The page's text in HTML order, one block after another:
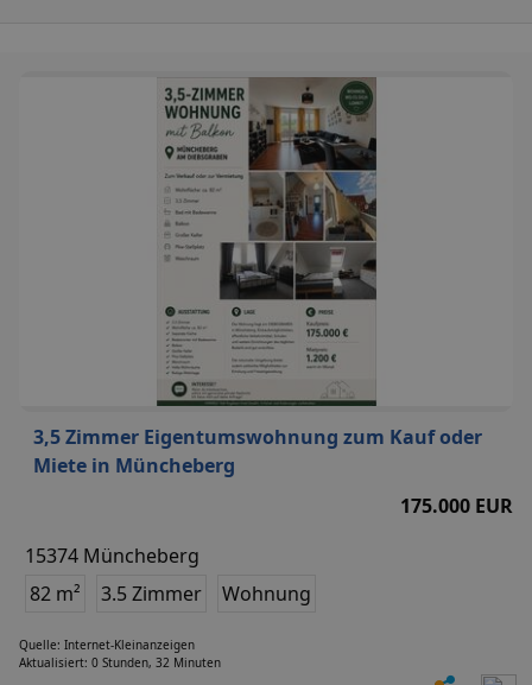
3,5 Zimmer Eigentumswohnung zum Kauf oder
Miete in Müncheberg
175.000 EUR
15374 Müncheberg
82 m²
3.5 Zimmer Wohnung
Quelle: Internet-Kleinanzeigen
Aktualisiert: 0 Stunden, 32 Minuten